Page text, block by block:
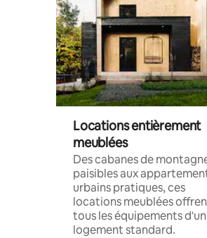
Locations entièrement
meublées
Des cabanes de
paisibles aux
urbains pratiques, ces
locations meublées
tous les équipements d'un
logement standard.